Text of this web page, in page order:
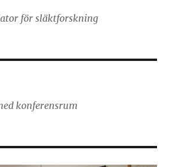
för släktforskning
konferensrum